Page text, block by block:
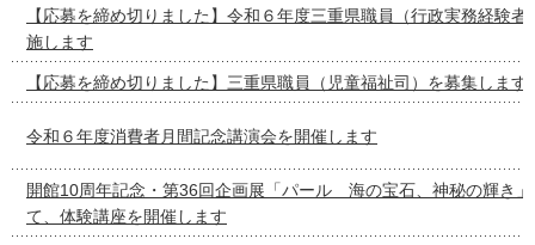
【応募を締め切りました】令和６年度三重県職員（行政実務経験
施します
【応募を締め切りました】三重県職員（児童福祉司）を募集します
令和６年度消費者月間記念講演会を開催します
開館10周年記念・第36回企画展「パール 海の宝石、神秘の輝き
て、体験講座を開催します